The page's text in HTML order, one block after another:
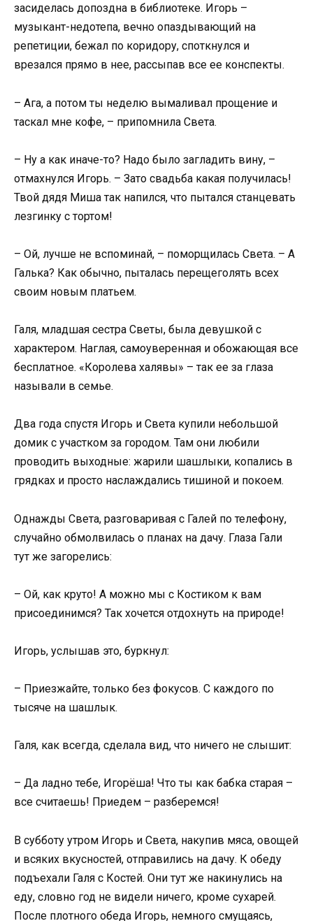
засиделась допоздна в библиотеке. Игорь –
музыкант-недотепа, вечно опаздывающий на
репетиции, бежал по коридору, споткнулся и
врезался прямо в нее, рассыпав все ее конспекты.
– Ага, а потом ты неделю вымаливал прощение и
таскал мне кофе, – припомнила Света.
– Ну а как иначе-то? Надо было загладить вину, –
отмахнулся Игорь. – Зато свадьба какая получилась!
Твой дядя Миша так напился, что пытался станцевать
лезгинку с тортом!
– Ой, лучше не вспоминай, – поморщилась Света. – А
Галька? Как обычно, пыталась перещеголять всех
своим новым платьем.
Галя, младшая сестра Светы, была девушкой с
характером. Наглая, самоуверенная и обожающая все
бесплатное. «Королева халявы» – так ее за глаза
называли в семье.
Два года спустя Игорь и Света купили небольшой
домик с участком за городом. Там они любили
проводить выходные: жарили шашлыки, копались в
грядках и просто наслаждались тишиной и покоем.
Однажды Света, разговаривая с Галей по телефону,
случайно обмолвилась о планах на дачу. Глаза Гали
тут же загорелись:
– Ой, как круто! А можно мы с Костиком к вам
присоединимся? Так хочется отдохнуть на природе!
Игорь, услышав это, буркнул:
– Приезжайте, только без фокусов. С каждого по
тысяче на шашлык.
Галя, как всегда, сделала вид, что ничего не слышит:
– Да ладно тебе, Игорёша! Что ты как бабка старая –
все считаешь! Приедем – разберемся!
В субботу утром Игорь и Света, накупив мяса, овощей
и всяких вкусностей, отправились на дачу. К обеду
подъехали Галя с Костей. Они тут же накинулись на
еду, словно год не видели ничего, кроме сухарей.
После плотного обеда Игорь, немного смущаясь,